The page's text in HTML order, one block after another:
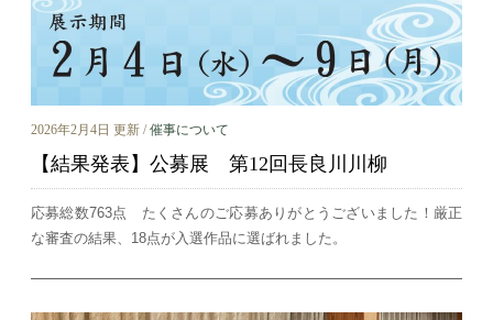
2026年2月4日 更新 /催事について
【結果発表】公募展 第12回長良川川柳
応募総数763点 たくさんのご応募ありがとうございました！厳正
な審査の結果、18点が入選作品に選ばれました。